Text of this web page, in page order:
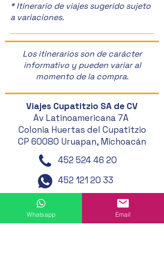
* Itinerario de viajes sugerido sujeto
a variaciones.
Los itinerarios son de carácter
informativo y pueden variar al
momento de la compra.
Viajes Cupatitzio SA de CV
Av Latinoamericana 7A
Colonia Huertas del Cupatitzio
CP 60080 Uruapan, Michoacán
452 524 46 20
452 121 20 33
Whatsapp Email